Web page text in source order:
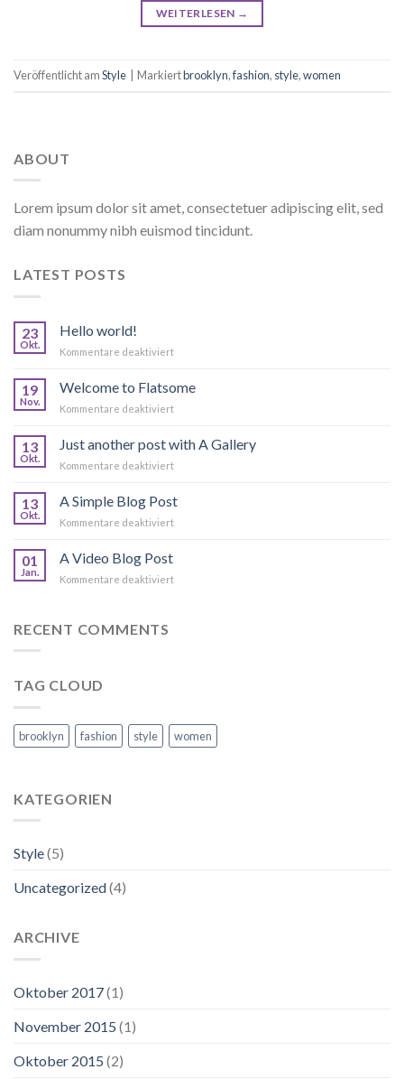
WEITERLESEN →
Veröffentlicht amStyle Markiertbrooklyn,fashion, style,women
ABOUT
Lorem ipsum dolor sit amet, consectetuer adipiscing elit, sed
diam nonummy nibh euismod tincidunt.
LATEST POSTS
23
Okt.
Hello world!
Kommentare deaktiviertfür
19
Nov.
Welcome to Flatsome
Kommentare deaktiviertfür
to
Flatsome
13
Okt.
Just another post with A Gallery
Kommentare deaktiviertfür
another
post
with
13
Okt.
A Simple Blog Post
Kommentare deaktiviertfür
Post
01
Jan.
A Video Blog Post
Kommentare deaktiviertfür
RECENT COMMENTS
TAG CLOUD
brooklyn fashion style women
KATEGORIEN
Style(5)
Uncategorized(4)
ARCHIVE
Oktober 2017(1)
November 2015 (1)
Oktober 2015 (2)